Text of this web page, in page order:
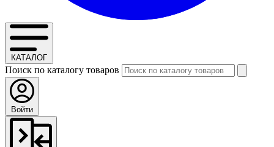
КАТАЛОГ
Поиск по каталогу товаров
Войти